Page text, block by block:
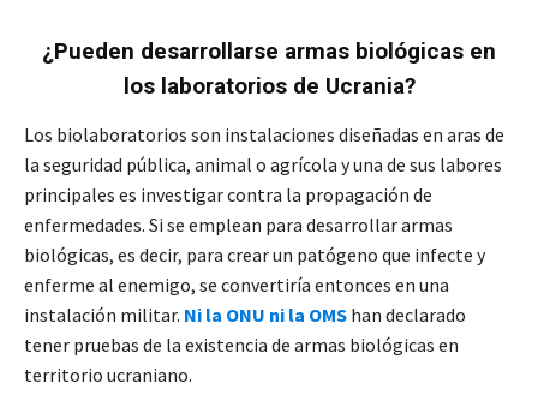
¿Pueden desarrollarse armas biológicas en
los laboratorios de Ucrania?
Los biolaboratorios son instalaciones diseñadas en aras de
la seguridad pública, animal o agrícola y una de sus labores
principales es investigar contra la propagación de
enfermedades. Si se emplean para desarrollar armas
biológicas, es decir, para crear un patógeno que infecte y
enferme al enemigo, se convertiría entonces en una
instalación militar. Ni la ONU ni la OMS han declarado
tener pruebas de la existencia de armas biológicas en
territorio ucraniano.